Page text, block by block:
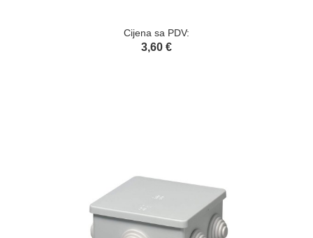
Cijena sa PDV:
3,60 €